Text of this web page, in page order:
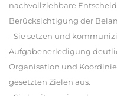
nachvollziehbare
Berücksichtigung der
- Sie setzen und
Aufgabenerledigung
Organisation und
gesetzten Zielen aus.